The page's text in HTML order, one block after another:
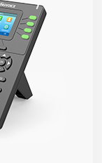
条SIP线路
的TFT型...
● 百兆网口
仅P21P）
动/自动）
线控耳麦